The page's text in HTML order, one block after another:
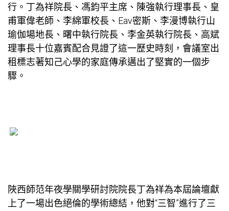
行。丁為祥院長、馮鈞平主席、陳強執行理事長、皇
甫軍偉老師、李綿軍校長、Eav密斯、李漫博執行山
瑜伽場地長、曙中執行院長、李金英執行院長、高斌
理事長十位嘉賓配合見證了這一歷史時刻， 會議室出
租標志著知己心學的家庭傳承邁出了堅實的一個步
驟。
陜西師范年夜學關學研討院院長丁為祥為本屆論壇獻
上了一場出色絕倫的學術總結，他對“三智”進行了三